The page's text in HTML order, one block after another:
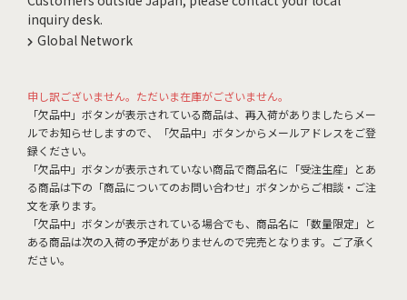
inquiry desk.
Global Network
申し訳ございません。ただいま在庫がございません。
「欠品中」ボタンが表示されている商品は、再入荷がありましたらメー
ルでお知らせしますので、「欠品中」ボタンからメールアドレスをご登
録ください。
「欠品中」ボタンが表示されていない商品で商品名に「受注生産」とあ
る商品は下の「商品についてのお問い合わせ」ボタンからご相談・ご注
文を承ります。
「欠品中」ボタンが表示されている場合でも、商品名に「数量限定」と
ある商品は次の入荷の予定がありませんので完売となります。ご了承く
ださい。